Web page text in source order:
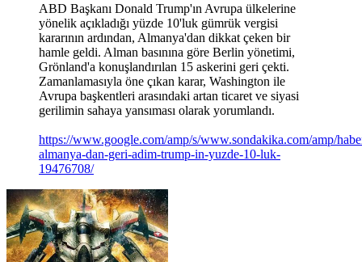
ABD Başkanı Donald Trump'ın Avrupa ülkelerine
yönelik açıkladığı yüzde 10'luk gümrük vergisi
kararının ardından, Almanya'dan dikkat çeken bir
hamle geldi. Alman basınına göre Berlin yönetimi,
Grönland'a konuşlandırılan 15 askerini geri çekti.
Zamanlamasıyla öne çıkan karar, Washington ile
Avrupa başkentleri arasındaki artan ticaret ve siyasi
gerilimin sahaya yansıması olarak yorumlandı.
https://www.google.com/amp/s/www.sondakika.com/amp/
almanya-dan-geri-adim-trump-in-yuzde-10-luk-
19476708/